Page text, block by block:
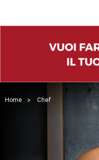
Home > Chef